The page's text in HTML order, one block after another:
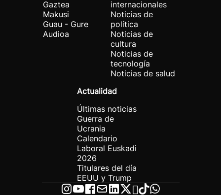
Gaztea
Makusi
Guau - Gure
Audioa
internacionales
Noticias de
política
Noticias de
cultura
Noticias de
tecnología
Noticias de salud
Actualidad
Últimas noticias
Guerra de
Ucrania
Calendario
Laboral Euskadi
2026
Titulares del día
EEUU y Trump